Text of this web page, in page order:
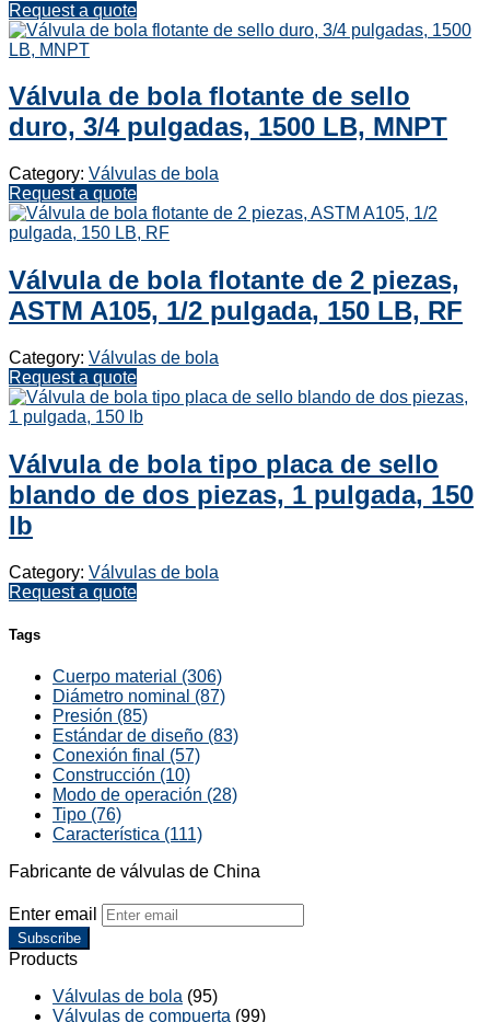
Request a quote
Válvula de bola flotante de sello
duro, 3/4 pulgadas, 1500 LB, MNPT
Category: Válvulas de bola
Request a quote
Válvula de bola flotante de 2 piezas,
ASTM A105, 1/2 pulgada, 150 LB, RF
Category: Válvulas de bola
Request a quote
Válvula de bola tipo placa de sello
blando de dos piezas, 1 pulgada, 150
lb
Category: Válvulas de bola
Request a quote
Tags
Cuerpo material (306)
Diámetro nominal (87)
Presión (85)
Estándar de diseño (83)
Conexión final (57)
Construcción (10)
Modo de operación (28)
Tipo (76)
Característica (111)
Fabricante de válvulas de China
Enter email
Subscribe
Products
Válvulas de bola (95)
Válvulas de compuerta (99)